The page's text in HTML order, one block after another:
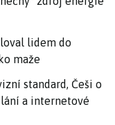
lidem do
maže
standard, Češi o
a internetové